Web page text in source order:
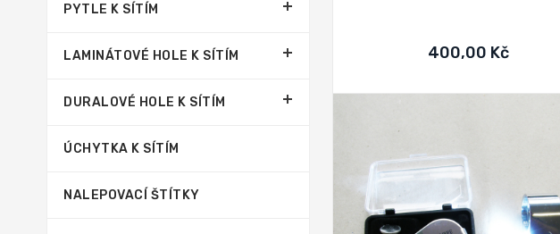
400,00 Kč
PYTLE K SÍTÍM
LAMINÁTOVÉ HOLE K SÍTÍM
DURALOVÉ HOLE K SÍTÍM
ÚCHYTKA K SÍTÍM
NALEPOVACÍ ŠTÍTKY